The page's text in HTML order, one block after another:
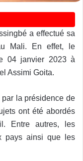
a effectué sa
Mali. En effet, le
04 janvier 2023 à
Assimi Goita.
par la présidence de
ont été abordés
Entre autres, les
pays ainsi que les